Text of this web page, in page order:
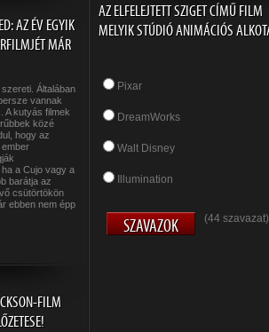
AZ ÉV EGYIK
MÁR
Általában
vannak
A kutyás filmek
közé
hogy az
ember
a Cujo vagy a
barátja az
csütörtökön
ebben nem épp
FILM
AZ ELFELEJTETT SZIGET CÍMŰ FILM
MELYIK STÚDIÓ ANIMÁCIÓS
Pixar
DreamWorks
Walt Disney
Illumination
(44 szavazat)